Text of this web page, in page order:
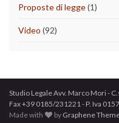
Proposte di legge(1)
Video (92)
Studio Legale Avv. Marco Mori -
Fax +39 0185/231221 - P. Iva
Made with
by Graphene